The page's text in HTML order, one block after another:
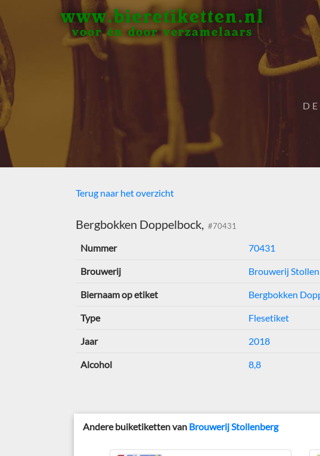
www.bieretiketten.nl
voor én door verzamelaars
Terug naar het overzicht
Bergbokken Doppelbock, #70431
Nummer 70431
Brouwerij Brouwerij
Biernaam op etiket Bergbokken
Type Flesetiket
Jaar 2018
Alcohol 8,8
Andere buiketiketten van Brouwerij Stollenberg